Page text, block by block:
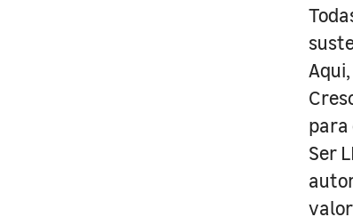
para
Ser